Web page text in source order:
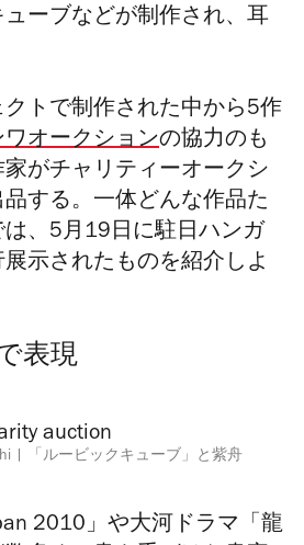
ーブなどが制作され、耳
トで制作された中から5作
ワオークションの協力のも
がチャリティーオークシ
する。一体どんな作品た
、5月19日に駐日ハンガ
示されたものを紹介しよ
表現
「ルービックキューブ」と紫舟
2010」や大河ドラマ「龍